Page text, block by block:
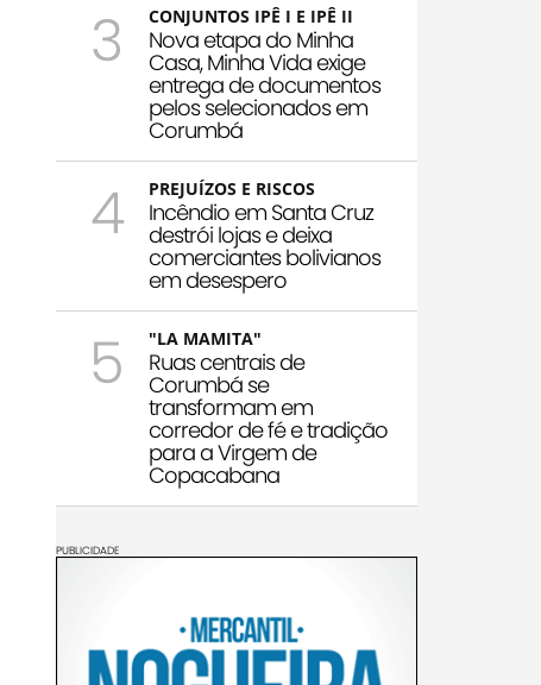
3 CONJUNTOS IPÊ I E IPÊ II
Nova etapa do Minha
Casa, Minha Vida exige
entrega de documentos
pelos selecionados em
Corumbá
4 PREJUÍZOS E RISCOS
Incêndio em Santa Cruz
destrói lojas e deixa
comerciantes bolivianos
em desespero
5 "LA MAMITA"
Ruas centrais de
Corumbá se
transformam em
corredor de fé e tradição
para a Virgem de
Copacabana
PUBLICIDADE